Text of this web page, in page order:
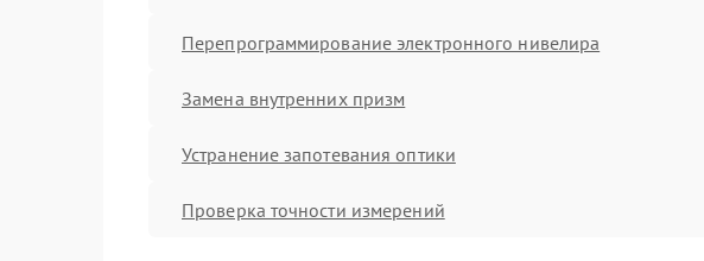
Перепрограммирование электронного нивелира
Замена внутренних призм
Устранение запотевания оптики
Проверка точности измерений